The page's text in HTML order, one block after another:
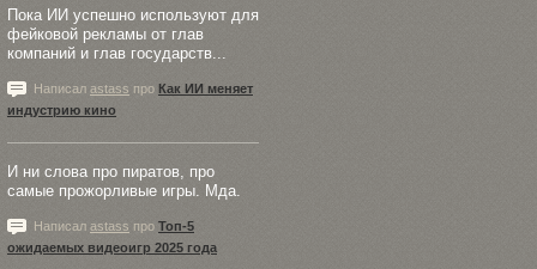
Пока ИИ успешно используют для
фейковой рекламы от глав
компаний и глав государств...
Написал astass про Как ИИ меняет
индустрию кино
И ни слова про пиратов, про
самые прожорливые игры. Мда.
Написал astass про Топ-5
ожидаемых видеоигр 2025 года